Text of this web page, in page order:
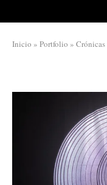
Inicio » Portfolio » Crónicas